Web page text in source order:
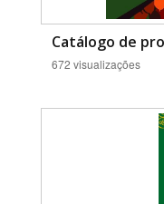
Área Protegida
Catálogo de
672 visualizações